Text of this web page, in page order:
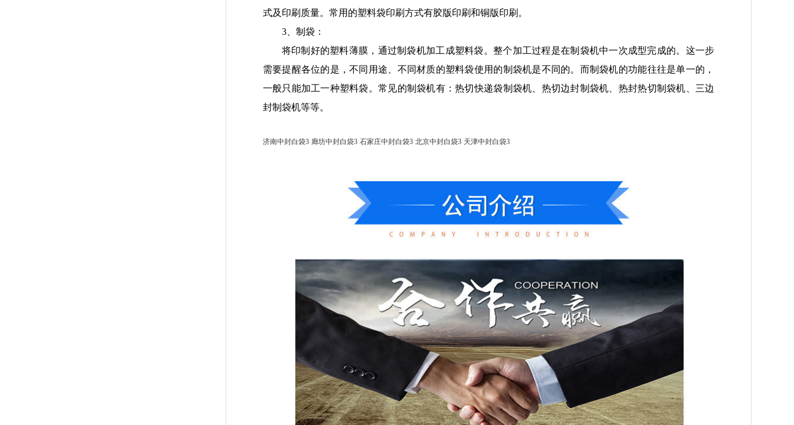
式及印刷质量。常用的塑料袋印刷方式有胶版印刷和铜版印刷。
3、制袋：
将印制好的塑料薄膜，通过制袋机加工成塑料袋。整个加工过程是在制袋机中一次成型完成的。这一步
需要提醒各位的是，不同用途、不同材质的塑料袋使用的制袋机是不同的。而制袋机的功能往往是单一的，
一般只能加工一种塑料袋。常见的制袋机有：热切快递袋制袋机、热切边封制袋机、热封热切制袋机、三边
封制袋机等等。
济南中封白袋3 廊坊中封白袋3 石家庄中封白袋3 北京中封白袋3 天津中封白袋3